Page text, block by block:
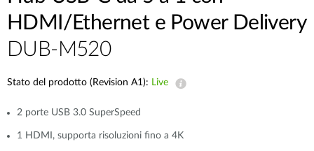
HDMI/Ethernet e Power Delivery
DUB-M520
Stato del prodotto (Revision A1): Live
2 porte USB 3.0 SuperSpeed
1 HDMI, supporta risoluzioni fino a 4K